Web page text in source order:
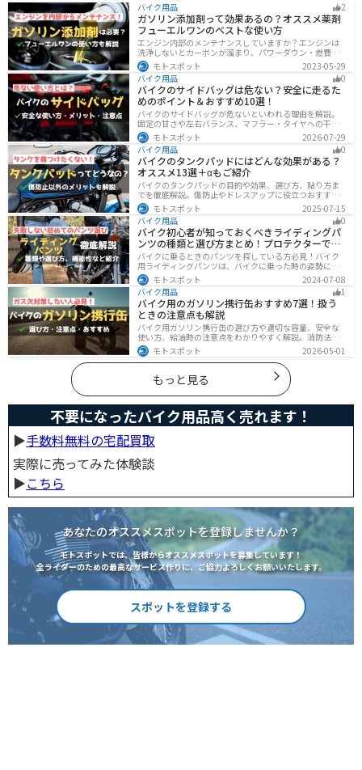
バイク用品 2
ガソリン添加剤って効果あるの？オススメ薬剤
フューエルワンのベストな使い方
エンジン内部のメンテナンスしていますか？エンジンは
洗浄しないとカーボンが溜まり、パワーダウン・燃費の
悪化、燃焼以上、エンジンの焼き付きなどのトラブルの
原因になります。定期的にガソリン添加剤を入れてエン
ジン内部も綺麗にしましょう。
モトスポット
2023-05-29
バイク用品
0
バイクのサイドバッグは危ない？安全に走るた
めのポイント＆おすすめ10選！
バイクのサイドバッグが危ないといわれる理由を解説。
固定の甘さや左右バランス、マフラー・タイヤへの干
渉、横幅の変化など安全上の注意点に加え、メリット・
デメリット、容量・素材・防水性を踏まえた選び方、お
すすめのサイドバッグ10選を紹介します。
モトスポット
2026-07-29
バイク用品
0
バイクのタンクパッドにはどんな効果がある？
オススメ13選＋αもご紹介
バイクのタンクパッドの目的や効果、選び方、貼り方ま
でを徹底解説。傷防止やドレスアップに役立つおすすめ
アイテムも紹介。初心者にも分かりやすい内容で、タン
クパッド選びに迷っている方に最適な情報をお届けしま
す。
モトスポット
2025-07-15
バイク用品
0
バイク初心者が知っておくべきライディングパ
ンツの種類と選び方まとめ！プロテクターで脚
を守ろう
バイクに乗るときのパンツを探している方必見！バイク
用ライディングパンツは、バイクに乗った時の姿勢に最
適化されているので快適にバイクに乗ることができま
す。プロテクター内蔵で安全性も高くなります。この記事
ではパンツの選び方や種類など初心者が知っておくべき
ことをまとめました。
モトスポット
2024-07-08
バイク用品
1
バイク用のガソリン携行缶おすすめ7選！扱う
ときの注意点も解説
バイク用ガソリン携行缶の選び方や適切な容量、安全な
使い方、給油時の注意点をわかりやすく解説。消防法適
合品の見分け方や保管・圧力調整のコツ、スタンドでの
給油ルールまで網羅し、ツーリング時のガス欠対策をサ
ポート。SOTOやKIJIMAなどおすすめ携行缶も紹介しま
モトスポット 2026-05-01
もっと見る
不要になったバイク用品高く売れます！
▶︎手数料無料の宅配買取
実際に売ってみた体験談
▶︎こちら
あなたのオススメスポットを登録しませんか？
モトスポットでは、皆様からオススメスポットを募集しています！
全ライダーのための最高なサービス作りに、ご協力よろしくお願いいたします。
スポットを登録する